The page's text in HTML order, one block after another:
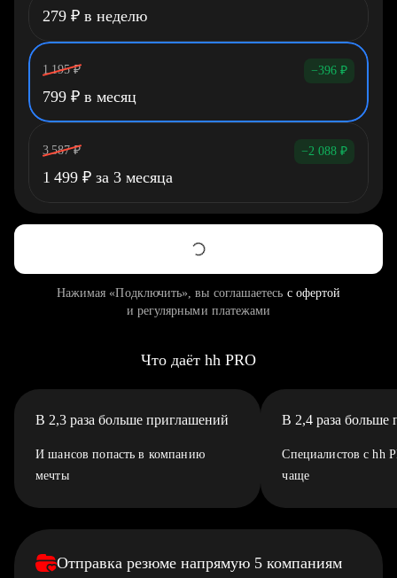
279 ₽ в неделю
1 195 ₽ −396 ₽
799 ₽ в месяц
3 587 ₽ −2 088 ₽
1 499 ₽ за 3 месяца
Нажимая «Подключить», вы соглашаетесь с офертой
и регулярными платежами
Что даёт hh PRO
В 2,3 раза больше приглашений
И шансов попасть в компанию
мечты
В 2,4 раза больше
Специалистов с hh
чаще
Отправка резюме напрямую 5 компаниям